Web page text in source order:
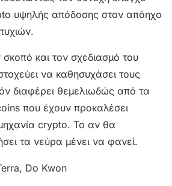
υψηλής απόδοσης στον απόηχο
σκοπό και τον σχεδιασμό του
να καθησυχάσει τους
διαφέρει θεμελιωδώς από τα
που έχουν προκαλέσει
crypto. Το αν θα
τα νεύρα μένει να φανεί.